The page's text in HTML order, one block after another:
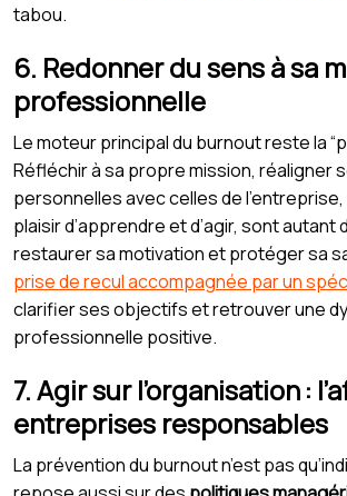
tabou.
6. Redonner du sens à sa
professionnelle
Le moteur principal du burnout reste la
Réfléchir à sa propre mission, réaligner
personnelles avec celles de
plaisir d’apprendre et d’agir, sont autant
restaurer sa motivation et protéger sa
prise de recul accompagnée par un
clarifier ses objectifs et retrouver une
professionnelle positive.
7. Agir sur l’organisation :
entreprises responsables
La prévention du burnout n’est pas